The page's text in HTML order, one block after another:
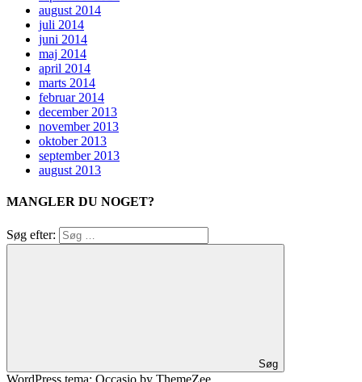
august 2014
juli 2014
juni 2014
maj 2014
april 2014
marts 2014
februar 2014
december 2013
november 2013
oktober 2013
september 2013
august 2013
MANGLER DU NOGET?
Søg efter:
Søg
WordPress tema: Occasio by ThemeZee.